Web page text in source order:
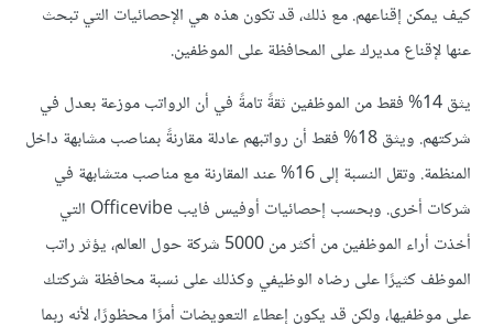
كيف يمكن إقناعهم. مع ذلك، قد تكون هذه هي الإحصائيات التي تبحث
عنها لإقناع مديرك على المحافظة على الموظفين.
يثق 14% فقط من الموظفين ثقةً تامةً في أن الرواتب موزعة بعدل في
شركتهم. ويثق 18% فقط أن رواتبهم عادلة مقارنةً بمناصب مشابهة داخل
المنظمة. وتقل النسبة إلى 16% عند المقارنة مع مناصب متشابهة في
شركات أخرى. وبحسب إحصائيات أوفيس فايب Officevibe التي
أخذت أراء الموظفين من أكثر من 5000 شركة حول العالم، يؤثر راتب
الموظف كثيرًا على رضاه الوظيفي وكذلك على نسبة محافظة شركتك
على موظفيها، ولكن قد يكون إعطاء التعويضات أمرًا محظورًا، لأنه ربما